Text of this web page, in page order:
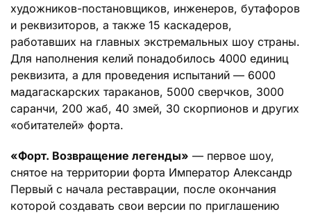
художников-постановщиков, инженеров, бутафоров
и реквизиторов, а также 15 каскадеров,
работавших на главных экстремальных шоу страны.
Для наполнения келий понадобилось 4000 единиц
реквизита, а для проведения испытаний — 6000
мадагаскарских тараканов, 5000 сверчков, 3000
саранчи, 200 жаб, 40 змей, 30 скорпионов и других
«обитателей» форта.
«Форт. Возвращение легенды» — первое шоу,
снятое на территории форта Император Александр
Первый с начала реставрации, после окончания
которой создавать свои версии по приглашению